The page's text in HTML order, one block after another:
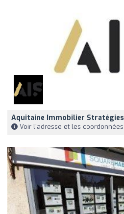
Aquitaine Immobilier Stratégies
Voir l'adresse et les coordonnées